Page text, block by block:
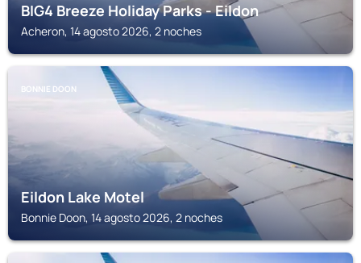
BIG4 Breeze Holiday Parks - Eildon
Acheron, 14 agosto 2026, 2 noches
BONNIE DOON
Eildon Lake Motel
Bonnie Doon, 14 agosto 2026, 2 noches